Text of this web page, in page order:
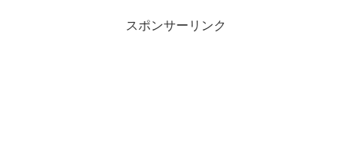
スポンサーリンク